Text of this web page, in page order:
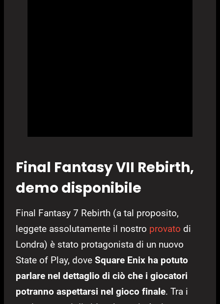
Final Fantasy VII Rebirth,
demo disponibile
Final Fantasy 7 Rebirth (a tal proposito,
leggete assolutamente il nostro provato di
Londra) è stato protagonista di un nuovo
State of Play, dove Square Enix ha potuto
parlare nel dettaglio di ciò che i giocatori
potranno aspettarsi nel gioco finale. Tra i